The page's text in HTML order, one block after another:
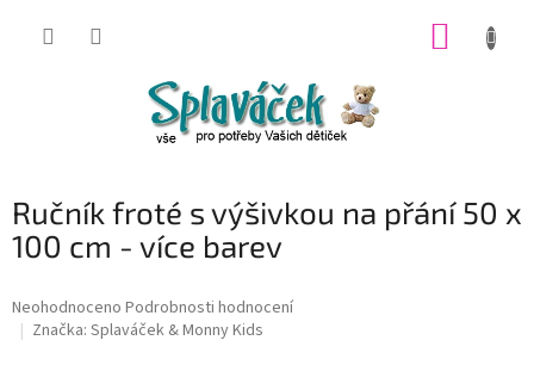
Ručník froté s výšivkou na přání 50 x
100 cm - více barev
Průměrné
hodnocení
Neohodnoceno Podrobnosti hodnocení
Značka: Splaváček & Monny Kids